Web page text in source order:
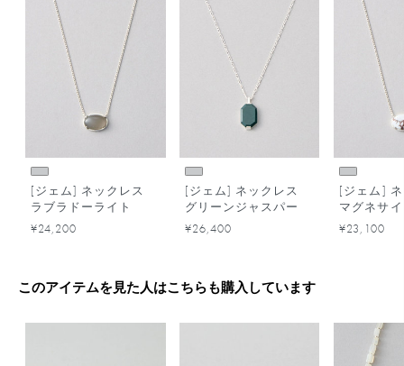
[ジェム] ネックレス
ラブラドーライト
¥24,200
[ジェム] ネックレス
グリーンジャスパー
¥26,400
[ジェム]
マグネサ
¥23,100
このアイテムを見た人はこちらも購入しています